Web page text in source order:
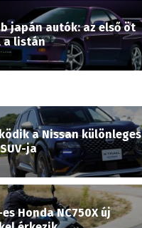
japán autók: az első öt
a listán
a Nissan különleges
ja
es Honda NC750X új